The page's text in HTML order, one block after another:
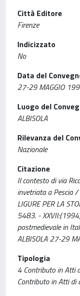
Città Editore
Firenze
Indicizzato
No
Data del
27-29 MAGGIO
Luogo del
ALBISOLA
Rilevanza del
Nazionale
Citazione
Il contesto di via
invetriata a Pescia /
LIGURE PER LA
5483. -
postmedievale in
ALBISOLA 27-29
Tipologia
4 Contributo in Atti
Contributo in Atti di